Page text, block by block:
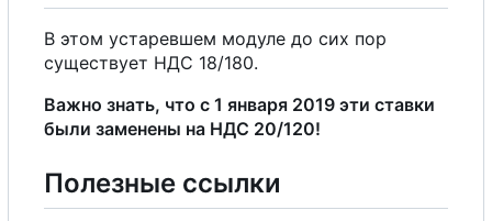
В этом устаревшем модуле до сих пор
существует НДС 18/180.
Важно знать, что с 1 января 2019 эти ставки
были заменены на НДС 20/120!
Полезные ссылки